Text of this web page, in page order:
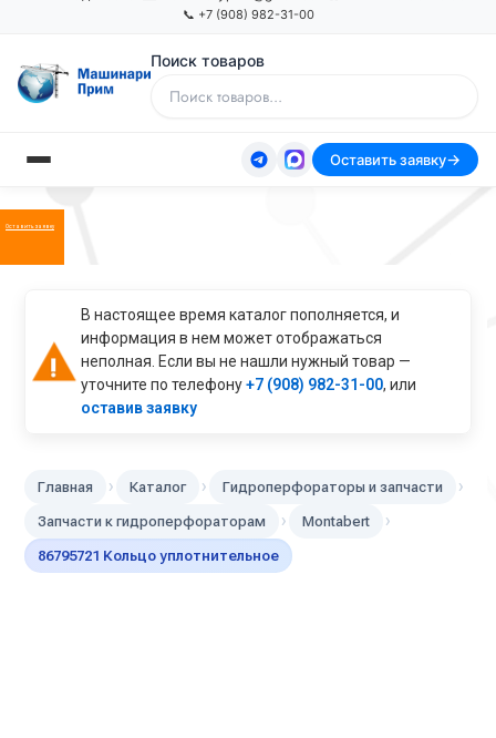
📞 +7 (908) 982-31-00
Поиск товаров
Оставить заявку
Оставить заявку
В настоящее время каталог пополняется, и
информация в нем может отображаться
неполная. Если вы не нашли нужный товар —
уточните по телефону+7 (908) 982-31-00, или
оставив заявку
Главная › Каталог › Гидроперфораторы и запчасти ›
Запчасти к гидроперфораторам › Montabert ›
86795721 Кольцо уплотнительное